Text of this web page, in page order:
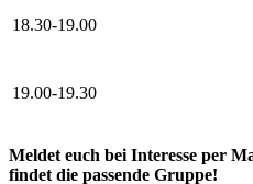
18.30-19.00
19.00-19.30
Meldet euch bei Interesse per
findet die passende Gruppe!